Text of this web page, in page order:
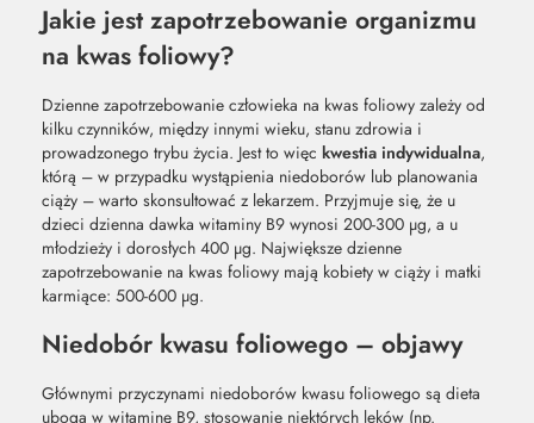
Jakie jest zapotrzebowanie organizmu
na kwas foliowy?
Dzienne zapotrzebowanie człowieka na kwas foliowy zależy od
kilku czynników, między innymi wieku, stanu zdrowia i
prowadzonego trybu życia. Jest to więc kwestia indywidualna,
którą – w przypadku wystąpienia niedoborów lub planowania
ciąży – warto skonsultować z lekarzem. Przyjmuje się, że u
dzieci dzienna dawka witaminy B9 wynosi 200-300 µg, a u
młodzieży i dorosłych 400 µg. Największe dzienne
zapotrzebowanie na kwas foliowy mają kobiety w ciąży i matki
karmiące: 500-600 µg.
Niedobór kwasu foliowego – objawy
Głównymi przyczynami niedoborów kwasu foliowego są dieta
uboga w witaminę B9, stosowanie niektórych leków (np.